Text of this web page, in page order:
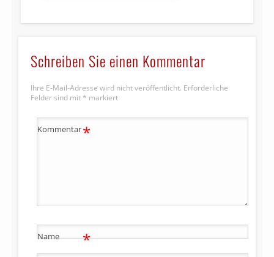
Schreiben Sie einen Kommentar
Ihre E-Mail-Adresse wird nicht veröffentlicht. Erforderliche
Felder sind mit * markiert
Kommentar*
Name *